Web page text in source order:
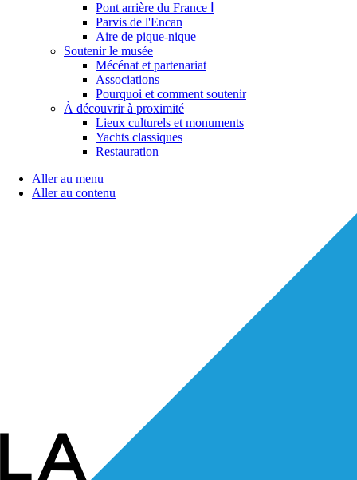
Pont arrière du France Ⅰ
Parvis de l'Encan
Aire de pique-nique
Soutenir le musée
Mécénat et partenariat
Associations
Pourquoi et comment soutenir
À découvrir à proximité
Lieux culturels et monuments
Yachts classiques
Restauration
Aller au menu
Aller au contenu